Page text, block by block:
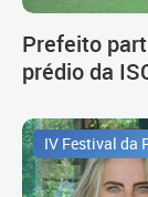
Prefeito
prédio da
IV Festival da